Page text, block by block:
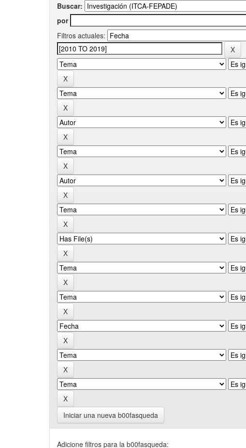
Buscar:
por
Filtros actuales:
Iniciar una nueva b00fasqueda
Adicione filtros para la b00fasqueda: